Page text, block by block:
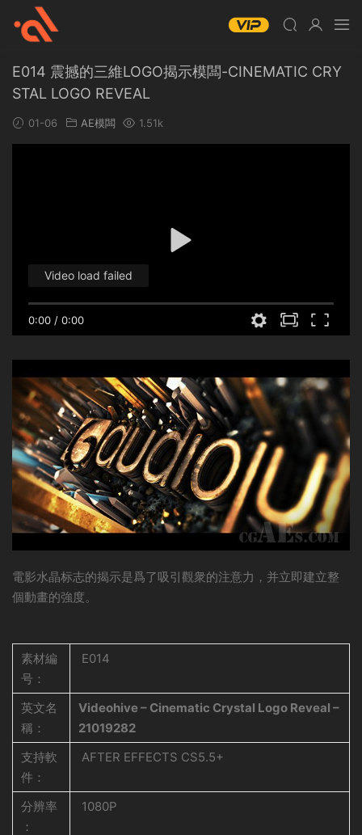
E014 震撼的三維LOGO揭示模闆-CINEMATIC CRY
STAL LOGO REVEAL
01-06 AE模闆 1.51k
0:00 / 0:00
Video load failed
電影水晶标志的揭示是爲了吸引觀衆的注意力，并立即建立整
個動畫的強度。
素材編
号：
E014
英文名
稱：
Videohive – Cinematic Crystal Logo Reveal –
21019282
支持軟
件：
AFTER EFFECTS CS5.5+
分辨率
：
1080P